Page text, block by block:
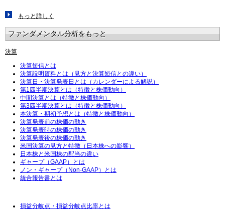
もっと詳しく
ファンダメンタル分析をもっと
決算
決算短信とは
決算説明資料とは（見方と決算短信との違い）
決算日・決算発表日とは（カレンダーによる解説）
第1四半期決算とは（特徴と株価動向）
中間決算とは（特徴と株価動向）
第3四半期決算とは（特徴と株価動向）
本決算・期初予想とは（特徴と株価動向）
決算発表前の株価の動き
決算発表時の株価の動き
決算発表後の株価の動き
米国決算の見方と特徴（日本株への影響）
日本株と米国株の配当の違い
ギャープ（GAAP）とは
ノン・ギャープ（Non-GAAP）とは
統合報告書とは
損益分岐点・損益分岐点比率とは